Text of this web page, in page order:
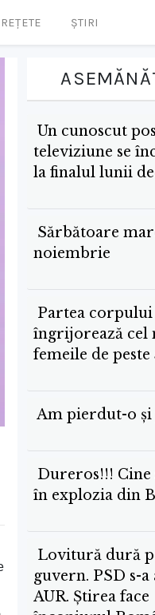
REȚETE ȘTIRI
Un cunoscut
televiziune se
la finalul lunii
Sărbătoare
noiembrie
Partea corpului
îngrijorează cel
femeile de peste
Am pierdut-o și
Dureros!!! Cine
în explozia din
Lovitură dură
guvern. PSD s-
AUR. Știrea face